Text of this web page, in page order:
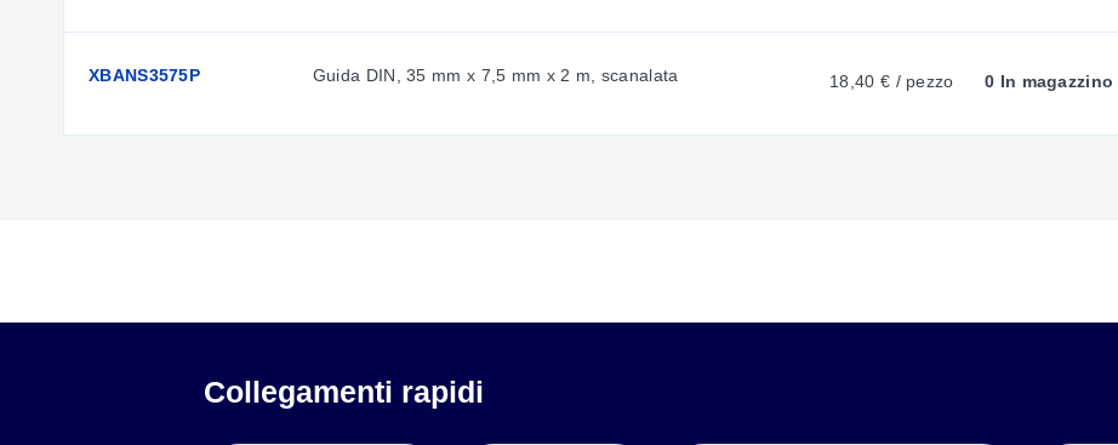
Tensione di Impulso Nominale in kV/Classe di Contaminazione:8/3
Coppia di serraggio in in-lb (Nm):22.1 a 26.6 (2.5 a 3.0)
XBANS3575P Guida DIN, 35 mm x 7,5 mm x 2 m, scanalata 18,40 € / pezzo 0 In magazzino
Collegamenti rapidi